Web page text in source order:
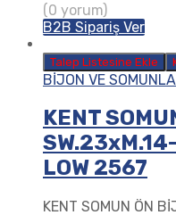
(0 yorum)
B2B Sipariş Ver
Talep Listesine Ekle
BİJON VE
KENT
LOW 2567
KENT SOMUN ÖN